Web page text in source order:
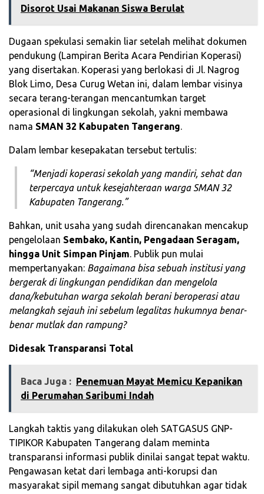
Disorot Usai Makanan Siswa Berulat
​Dugaan spekulasi semakin liar setelah melihat dokumen
pendukung (Lampiran Berita Acara Pendirian Koperasi)
yang disertakan. Koperasi yang berlokasi di Jl. Nagrog
Blok Limo, Desa Curug Wetan ini, dalam lembar visinya
secara terang-terangan mencantumkan target
operasional di lingkungan sekolah, yakni membawa
nama SMAN 32 Kabupaten Tangerang.
​Dalam lembar kesepakatan tersebut tertulis:
“Menjadi koperasi sekolah yang mandiri, sehat dan
terpercaya untuk kesejahteraan warga SMAN 32
Kabupaten Tangerang.”
​Bahkan, unit usaha yang sudah direncanakan mencakup
pengelolaan Sembako, Kantin, Pengadaan Seragam,
hingga Unit Simpan Pinjam. Publik pun mulai
mempertanyakan: Bagaimana bisa sebuah institusi yang
bergerak di lingkungan pendidikan dan mengelola
dana/kebutuhan warga sekolah berani beroperasi atau
melangkah sejauh ini sebelum legalitas hukumnya benar-
benar mutlak dan rampung?
Didesak Transparansi Total
Baca Juga : Penemuan Mayat Memicu Kepanikan
di Perumahan Saribumi Indah
​Langkah taktis yang dilakukan oleh SATGASUS GNP-
TIPIKOR Kabupaten Tangerang dalam meminta
transparansi informasi publik dinilai sangat tepat waktu.
Pengawasan ketat dari lembaga anti-korupsi dan
masyarakat sipil memang sangat dibutuhkan agar tidak